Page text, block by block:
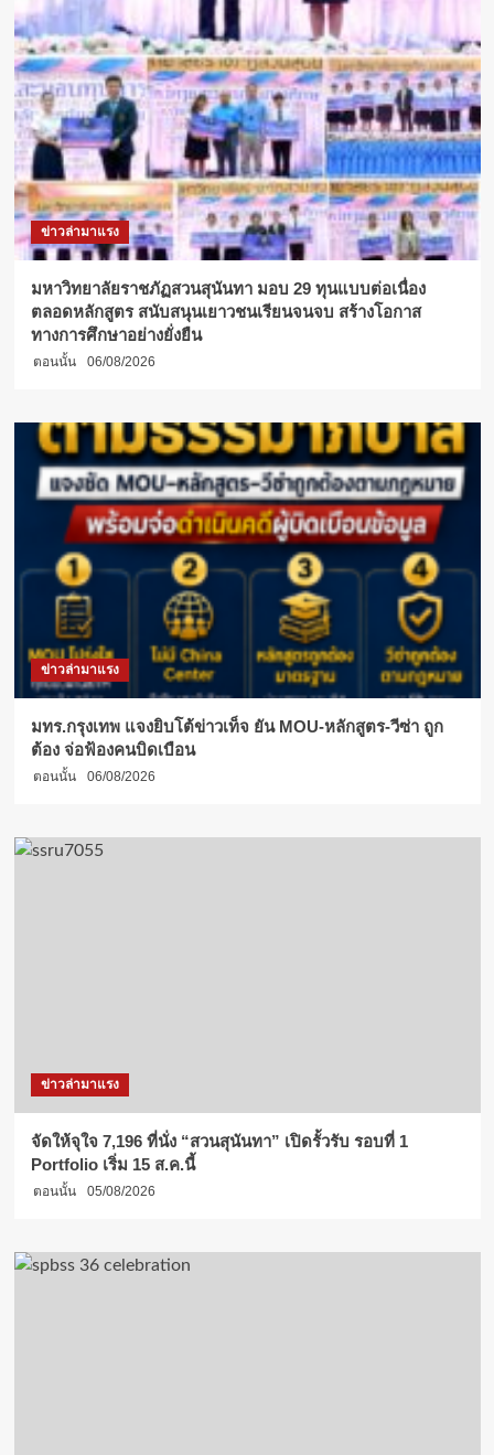
ระดับ
นานาชาติ
ประสบ
ความ
สำเร็จ
ใน
การ
จัด
อันดับ
ครั้ง
สำคัญ
ข่าวล่ามาแรง
มหาวิทยาลัยราชภัฏสวนสุนันทา มอบ 29 ทุนแบบต่อเนื่อง
ตลอดหลักสูตร สนับสนุนเยาวชนเรียนจนจบ สร้างโอกาส
ทางการศึกษาอย่างยั่งยืน
ตอนนั้น 06/08/2026
ข่าวล่ามาแรง
มทร.กรุงเทพ แจงยิบโต้ข่าวเท็จ ยัน MOU-หลักสูตร-วีซ่า ถูก
ต้อง จ่อฟ้องคนบิดเบือน
ตอนนั้น 06/08/2026
ข่าวล่ามาแรง
จัดให้จุใจ 7,196 ที่นั่ง “สวนสุนันทา” เปิดรั้วรับ รอบที่ 1
Portfolio เริ่ม 15 ส.ค.นี้
ตอนนั้น 05/08/2026